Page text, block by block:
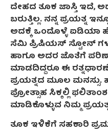
ದೇಹದ ತೂಕ ಜಾಸ್ತಿ ಇದೆ,
ಬರುತ್ತಿಲ್ಲ. ನನ್ನ ಪ್ರಯತ್ನ
ಅದಕ್ಕೆ ಒಂದೊಳ್ಳೆ ಐಡಿಯಾ
ಸೆಮಿ ಪ್ರಿಷಿಯಸ್ ಸ್ಟೋನ್
ಹಾಗೂ ಅದರ ಜೊತೆಗೆ
ಮಾಡದಿದ್ದರೂ ಈ
ಪ್ರಯತ್ನದ ಮೂಲ ಮನಸ್ಸು.
ಪ್ರೋತ್ಸಾಹ ಸಿಕ್ಕಲ್ಲಿ
ಮಾಡಿಕೊಳ್ಳುವ ನಿಮ್ಮ
ತೂಕ ಇಳಿಕೆಗೆ ಸಹಕಾರಿ